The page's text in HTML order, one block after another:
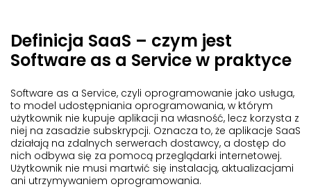
Definicja SaaS – czym jest
Software as a Service w praktyce
Software as a Service, czyli oprogramowanie jako usługa,
to model udostępniania oprogramowania, w którym
użytkownik nie kupuje aplikacji na własność, lecz korzysta z
niej na zasadzie subskrypcji. Oznacza to, że aplikacje SaaS
działają na zdalnych serwerach dostawcy, a dostęp do
nich odbywa się za pomocą przeglądarki internetowej.
Użytkownik nie musi martwić się instalacją, aktualizacjami
ani utrzymywaniem oprogramowania.